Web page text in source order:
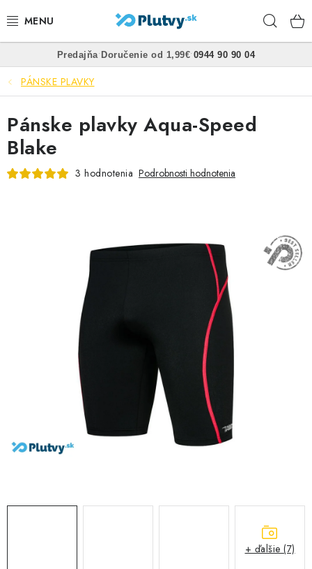
na
PLÁVANIE
ŠNORCHLOVANIE
FREEDIVING
SPEARFISHING
VŠETKO PRE DETI
HRAČKY DO VODY
PODVODNÉ SKÚTRE
CVIČENIE
Predajňa• Doručenie od 1,99€• 0944 90 90 04
PÁNSKE PLAVKY
Pánske plavky Aqua-Speed
Blake
3 hodnotenia Podrobnosti hodnotenia
+ ďalšie (7)